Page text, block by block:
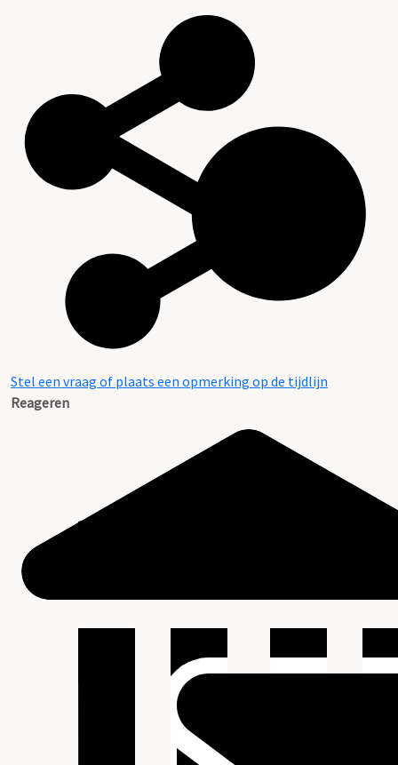
Stel een vraag of plaats een opmerking op de tijdlijn
Reageren